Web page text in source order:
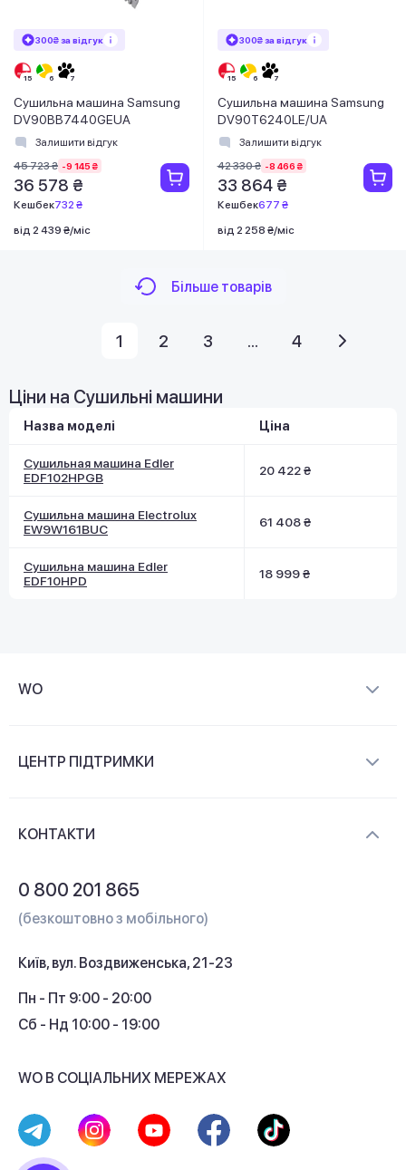
300₴ за відгук
Сушильна машина Samsung
DV90BB7440GEUA
Залишити відгук
45 723 ₴ -9 145 ₴
36 578 ₴
Кешбек732 ₴
від 2 439 ₴/міс
300₴ за відгук
Сушильна машина Samsung
DV90T6240LE/UA
Залишити відгук
42 330 ₴ -8 466 ₴
33 864 ₴
Кешбек677 ₴
від 2 258 ₴/міс
Більше товарів
1 2 3 ... 4
Ціни на Сушильні машини
Назва моделі Ціна
Сушильная машина Edler
EDF102HPGB
20 422 ₴
Сушильна машина Electrolux
EW9W161BUC
61 408 ₴
Сушильна машина Edler
EDF10HPD
18 999 ₴
WO
Контакти
ЦЕНТР ПІДТРИМКИ
Кешбек
КОНТАКТИ
0 800 201 865
(безкоштовно з мобільного)
Київ, вул. Воздвиженська, 21-23
Пн - Пт 9:00 - 20:00
Сб - Нд 10:00 - 19:00
WO В СОЦІАЛЬНИХ МЕРЕЖАХ